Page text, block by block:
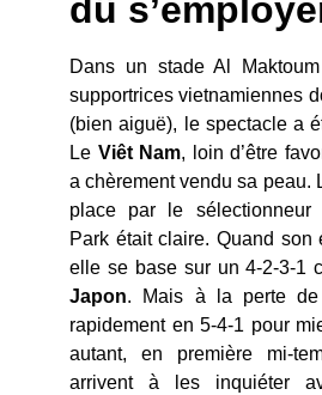
dû
Dans un stade Al
supportrices vietnamiennes
(bien aiguë), le spectacle a
Le Viêt Nam, loin d’être
a chèrement vendu sa peau.
place par le sélectionneur
Park était claire. Quand son
elle se base sur un 4-2-3-1
Japon. Mais à la perte
rapidement en 5-4-1 pour
autant, en première mi-
arrivent à les inquiéter